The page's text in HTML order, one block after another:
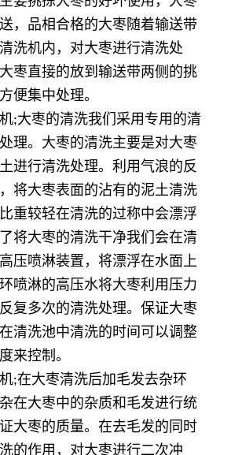
，品相合格的大枣随着输送带
洗机内，对大枣进行清洗处
枣直接的放到输送带两侧的挑
便集中处理。
;大枣的清洗我们采用专用的清
理。大枣的清洗主要是对大枣
进行清洗处理。利用气浪的反
将大枣表面的沾有的泥土清洗
重较轻在清洗的过称中会漂浮
将大枣的清洗干净我们会在清
压喷淋装置，将漂浮在水面上
喷淋的高压水将大枣利用压力
复多次的清洗处理。保证大枣
清洗池中清洗的时间可以调整
来控制。
;在大枣清洗后加毛发去杂环
在大枣中的杂质和毛发进行统
大枣的质量。在去毛发的同时
的作用，对大枣进行二次冲